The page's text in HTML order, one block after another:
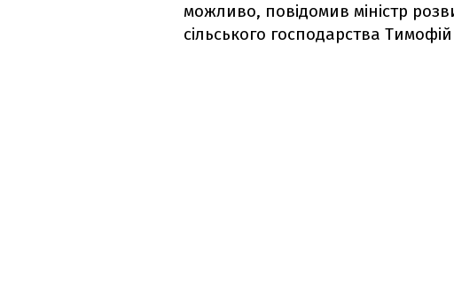
можливо, повідомив міністр
сільського господарства